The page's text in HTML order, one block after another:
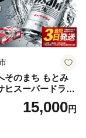
そのまち もとみ
ヒスーパードライ
合計8.4L 1ケー
ル度数5% 缶ビー
15,000円